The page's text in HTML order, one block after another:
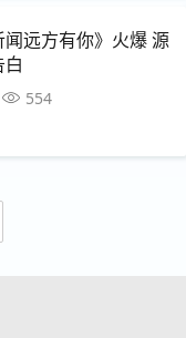
远方有你》火爆 源
554